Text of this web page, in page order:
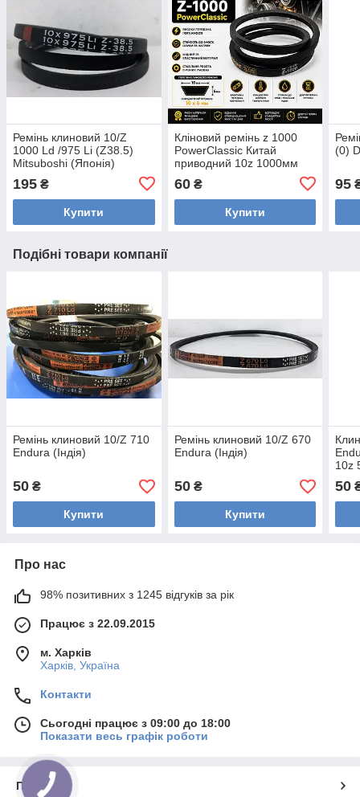
Ремінь клиновий 10/Z
1000 Ld /975 Li (Z38.5)
Mitsuboshi (Японія)
195 ₴
Купити
Кліновий ремінь z 1000
PowerClassic Китай
приводний 10z 1000мм
робочий контур шків 10х6
трапеція
60₴
Купити
(0)
95
Подібні товари компанії
Ремінь клиновий 10/Z 710
Endura (Індія)
50 ₴
Купити
Ремінь клиновий 10/Z 670
Endura (Індія)
50₴
Купити
10z
50
Про нас
98% позитивних з 1245 відгуків за рік
Працює з 22.09.2015
м. Харків
Харків, Україна
Контакти
Сьогодні працює з 09:00 до 18:00
Показати весь графік роботи
Про нас